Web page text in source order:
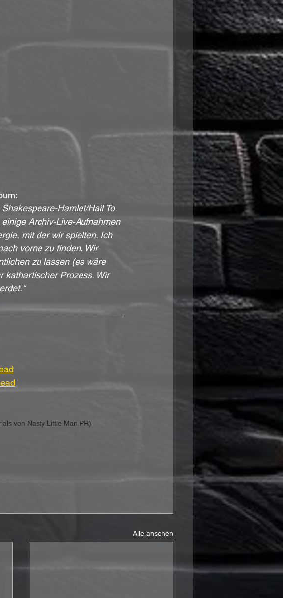
Hamlet/Hail To
Archiv-Live-Aufnahmen
mit der wir spielten. Ich
vorne zu finden. Wir
zu lassen (es wäre
kathartischer Prozess. Wir
von Nasty Little Man PR)
Alle ansehen